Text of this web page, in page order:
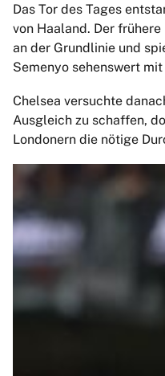
Das Tor des Tages
von Haaland. Der
an der Grundlinie und
Semenyo sehenswert
Chelsea versuchte
Ausgleich zu schaffen,
Londonern die nötige